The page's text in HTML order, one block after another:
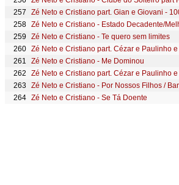
Zé Neto e Cristiano - Te quero sem limites
Zé Neto e Cristiano - Me Dominou
Zé Neto e Cristiano - Se Tá Doente